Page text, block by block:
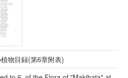
物目録(第6章附表)